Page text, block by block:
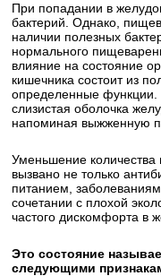
При попадании в
бактерий. Однако,
наличии полезных
нормального
влияние на состояние
кишечника состоит из
определенные функции.
слизистая оболочка
напоминая выжженную
Уменьшение
вызвано не только
питанием,
сочетании с плохой
частого дискомфорта в
Это состояние
следующими